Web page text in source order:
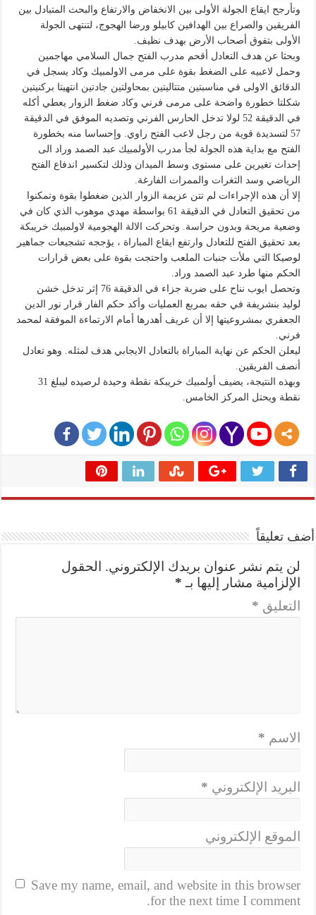
وتأرجح ايقاع الجولة الأولى بين الانخفاض والارتفاع والبحث المتبادل بين
الفريقين والصراع بين الهدافين كابيلو ورضا الهجوج، لتنتهى الجولة
الأولى بتفوق أصحاب الأرض بهدف نظيف.
وبحثا عن هدف التعادل أقحم مدرب الفتح جمال السلامي مهاجمين
وحمل لاعبيه على الضغط بقوة على مرمى الاولمبيك وكاد يسجل في
الدقائق الاولى في مناسبتين متتاليتين بمحاولتين جادتين انتهيتا بركنيتين
شكلتا خطورة واضحة على مرمى فرني وكاد ضغط الزوار يعطي أكله
في الدقيقة 52 لولا تدخل الحارس الفرني وتصديه الموفق في الدقيقة
57 لتسديدة قوية من رجل لاعب الفتح راوي. وإحساسا منه بخطورة
الفتح مع بداية هذه الجولة لجأ مدرب الأولمبيك عبد الصمد وراد الى
إحداث تغيرين على مستوى وسط الميدان وذلك لتكسير اندفاع الفتح
الرياضي وسد الثغرات والممرات الفارغة.
إلا أن هذه الإجراءات لم تتن عزيمة الزوار الذين ضغطوا بقوة وتمكنوا
من تحقيق التعادل في الدقيقة 61 بواسطة مهدي موهوب الذي كان في
وضعية مريحة وبدون حراسة. وتحركت الالة الهجومية لاولمبيك خريبكة
بعد تحقيق الفتح للتعادل وارتفع ايقاع المباراة ، يؤججه تشجيعات جماهير
لوصيكا التي ملأت جنبات الملعب واحتجت بقوة على بعض قرارات
الحكم منها طرد عبد الصمد وراد.
وتحصل ايوب نناح على ضربة جزاء في الدقيقة 76 إثر تدخل خشن
لوليد بنشريفة في حقه بمربع العمليات وأكد حكم الفار قرار نور الدين
الجعفري بمشروعيتها إلا أن عريف أهدرها أمام الارتماءة الموفقة لمحمد
فرني.
ليعلن الحكم عن نهاية المباراة بالتعادل الايجابي هدف لمثله. وهو تعادل
أنصف الفريقين.
وبهذه النتيجة، يضيف أولمبيك خريبكة نقطة وحيدة لرصيده ليبلغ 31
نقطة ويحتل المركز الخامس.
أضف تعليقاً
لن يتم نشر عنوان بريدك الإلكتروني.
الحقول
الإلزامية مشار إليها بـ *
التعليق *
الاسم *
البريد الإلكتروني *
الموقع الإلكتروني
Save my name, email, and website in this browser
for the next time I comment.